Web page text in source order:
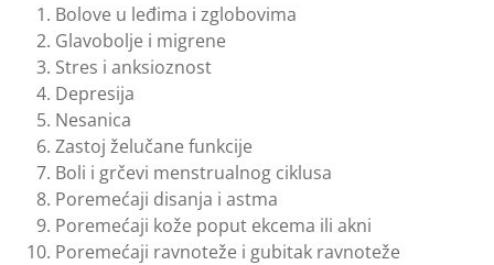
Bolove u leđima i zglobovima
Glavobolje i migrene
Stres i anksioznost
Depresija
Nesanica
Zastoj želučane funkcije
Boli i grčevi menstrualnog ciklusa
Poremećaji disanja i astma
Poremećaji kože poput ekcema ili akni
Poremećaji ravnoteže i gubitak ravnoteže